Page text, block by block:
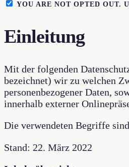
YOU ARE NOT OPTED OUT.
Einleitung
Mit der folgenden
bezeichnet) wir zu welchen
personenbezogener Daten,
innerhalb externer
Die verwendeten Begriffe
Stand: 22. März 2022